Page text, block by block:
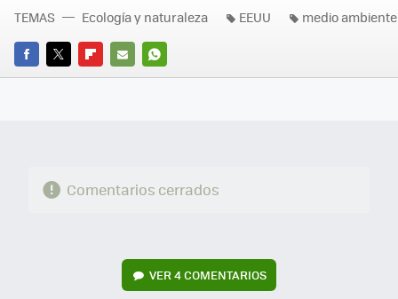
FACEBOOK
TWITTERFLIPBOARD
E-
WHATSAPP
TEMAS Ecología y naturaleza EEUU medio ambiente
Comentarios cerrados
VER4 COMENTARIOS